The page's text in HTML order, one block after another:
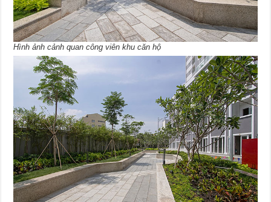
Hình ảnh cảnh quan công viên khu căn hộ